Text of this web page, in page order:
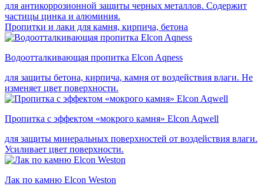
для антикоррозионной защиты черных металлов. Содержит
частицы цинка и алюминия.
Пропитки и лаки для камня, кирпича, бетона
Водоотталкивающая пропитка Elcon Aqness
для защиты бетона, кирпича, камня от воздействия влаги. Не
изменяет цвет поверхности.
Пропитка с эффектом «мокрого камня» Elcon Aqwell
для защиты минеральных поверхностей от воздействия влаги.
Усиливает цвет поверхности.
Лак по камню Elcon Weston